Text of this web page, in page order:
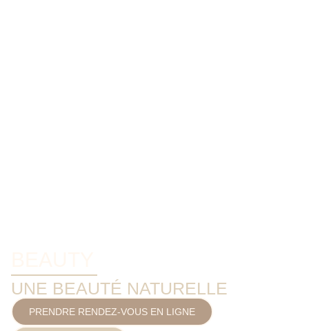
UNE BEAUTÉ NATURELLE
PRENDRE RENDEZ-VOUS EN LIGNE